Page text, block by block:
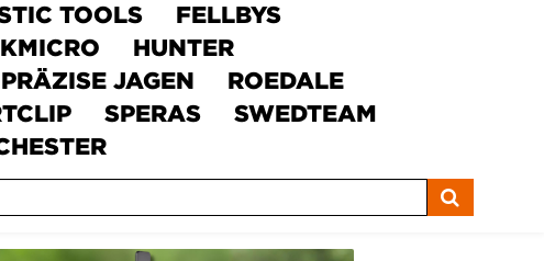
TOOLS
FELLBYS
HUNTER
PRÄZISE JAGEN
ROEDALE
SPERAS
SWEDTEAM